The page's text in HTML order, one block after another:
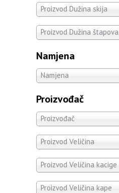
Proizvod Dužina skija
Proizvod Dužina štapova
Namjena
Namjena
Proizvođač
Proizvođač
Proizvod Veličina
Proizvod Veličina kacige
Proizvod Veličina kape